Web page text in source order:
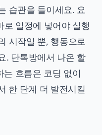
습관을 들이세요. 요
일정에 넣어야 실행
시작일 뿐, 행동으로
. 단톡방에서 나온 할
는 흐름은 코딩 없이
한 단계 더 발전시킬